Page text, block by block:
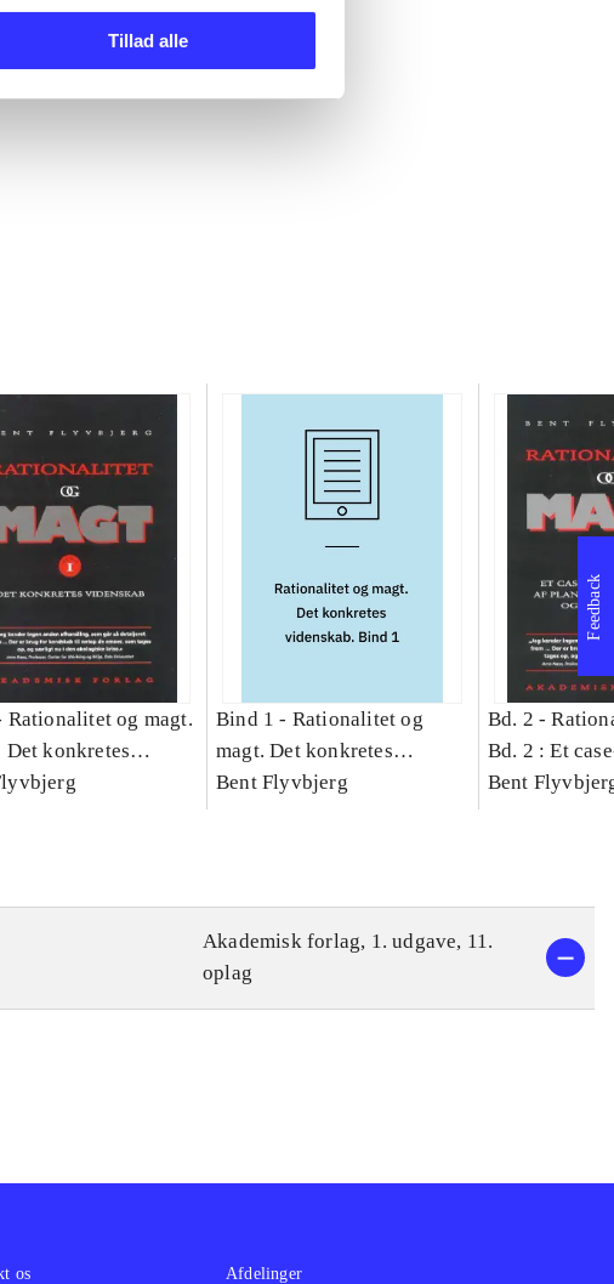
Tillad alle
Rationalitet og magt.
Det konkretes
Bind 1 - Rationalitet og
magt. Det konkretes
videnskab. Bind 1
Bent Flyvbjerg
Bd. 2 -
Bd. 2 : Et
studie af
Bent
Akademisk forlag, 1. udgave, 11.
oplag
Feedback
os Afdelinger